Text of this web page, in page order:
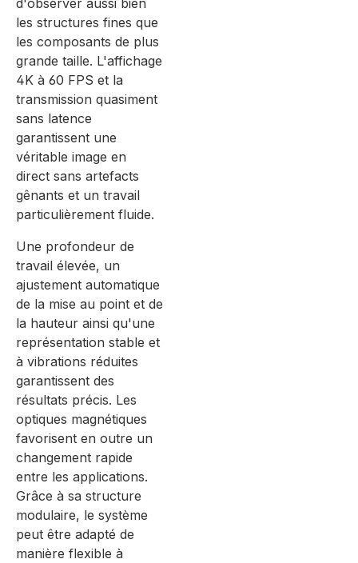
d'observer aussi bien
les structures fines que
les composants de plus
grande taille. L'affichage
4K à 60 FPS et la
transmission quasiment
sans latence
garantissent une
véritable image en
direct sans artefacts
gênants et un travail
particulièrement fluide.
Une profondeur de
travail élevée, un
ajustement automatique
de la mise au point et de
la hauteur ainsi qu'une
représentation stable et
à vibrations réduites
garantissent des
résultats précis. Les
optiques magnétiques
favorisent en outre un
changement rapide
entre les applications.
Grâce à sa structure
modulaire, le système
peut être adapté de
manière flexible à